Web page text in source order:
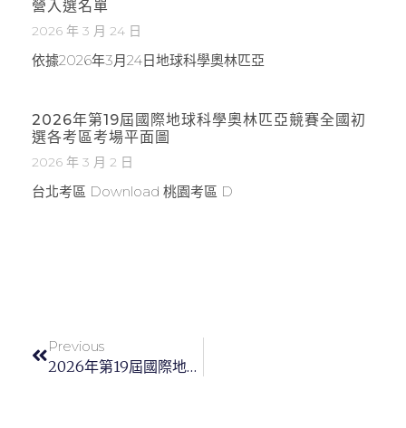
營入選名單
2026 年 3 月 24 日
依據2026年3月24日地球科學奧林匹亞
2026年第19屆國際地球科學奧林匹亞競賽全國初
選各考區考場平面圖
2026 年 3 月 2 日
台北考區 Download 桃園考區 D
Previous
2026年第19屆國際地球科學奧林匹亞競賽國家代表隊選拔營錄取名單